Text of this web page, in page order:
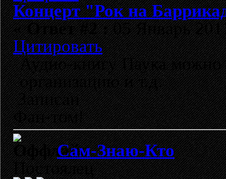
Концерт "Рок на
«Ответ #2 :05 Январь
Цитировать
Аудио-книгу Паука можно
организацию и т.д.
Записан
Фан-том!
Сам-Знаю-Кто
Постоялец